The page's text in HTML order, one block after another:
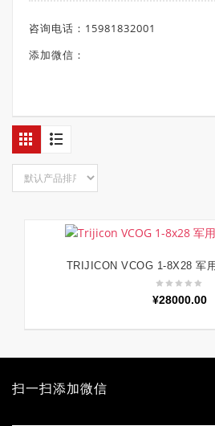
咨询电话：15981832001
添加微信：
加入购物车
TRIJICON VCOG 1-8X28 军
¥28000.00
扫一扫添加微信